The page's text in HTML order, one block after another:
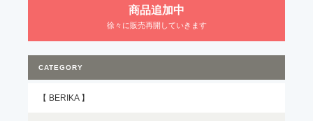
商品追加中
徐々に販売再開していきます
CATEGORY
【 BERIKA 】